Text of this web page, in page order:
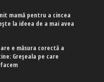
mamă pentru a cincea
la ideea de a mai avea
e măsura corectă a
Greșeala pe care